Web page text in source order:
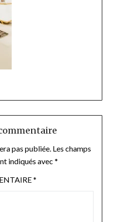
pas publiée. Les champs
indiqués avec *
*